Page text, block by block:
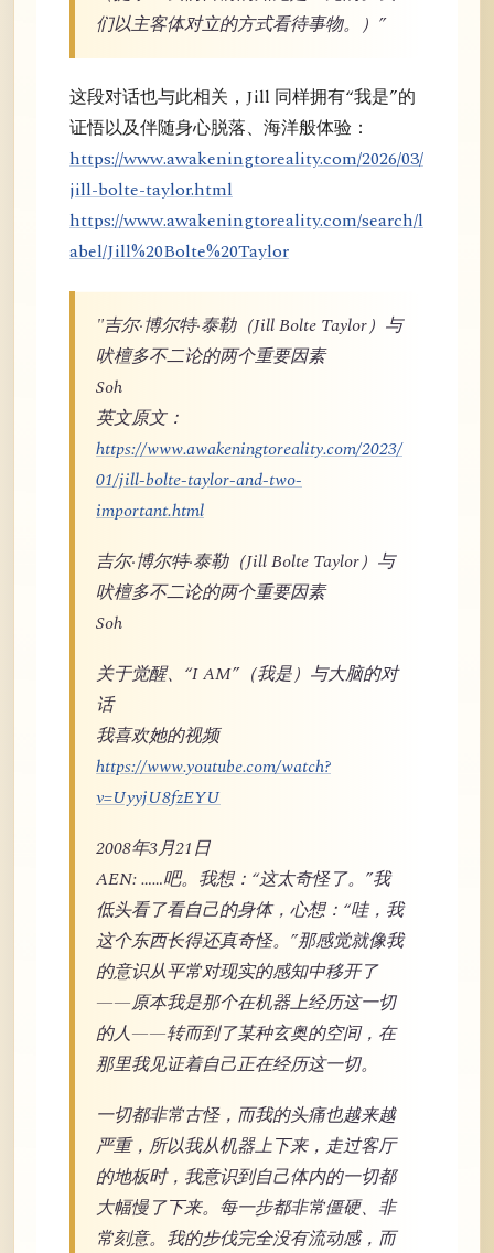
们以主客体对立的方式看待事物。）”
这段对话也与此相关，Jill 同样拥有“我是”的
证悟以及伴随身心脱落、海洋般体验：
https://www.awakeningtoreality.com/2026/03/
jill-bolte-taylor.html
https://www.awakeningtoreality.com/search/l
abel/Jill%20Bolte%20Taylor
"吉尔·博尔特·泰勒（Jill Bolte Taylor）与
吠檀多不二论的两个重要因素
Soh
英文原文：
https://www.awakeningtoreality.com/2023/
01/jill-bolte-taylor-and-two-
important.html
吉尔·博尔特·泰勒（Jill Bolte Taylor）与
吠檀多不二论的两个重要因素
Soh
关于觉醒、“I AM”（我是）与大脑的对
话
我喜欢她的视频
https://www.youtube.com/watch?
v=UyyjU8fzEYU
2008年3月21日
AEN: ……吧。我想：“这太奇怪了。”我
低头看了看自己的身体，心想：“哇，我
这个东西长得还真奇怪。”那感觉就像我
的意识从平常对现实的感知中移开了
——原本我是那个在机器上经历这一切
的人——转而到了某种玄奥的空间，在
那里我见证着自己正在经历这一切。
一切都非常古怪，而我的头痛也越来越
严重，所以我从机器上下来，走过客厅
的地板时，我意识到自己体内的一切都
大幅慢了下来。每一步都非常僵硬、非
常刻意。我的步伐完全没有流动感，而